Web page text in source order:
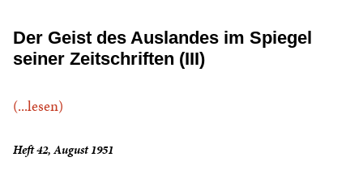
Der Geist des Auslandes im Spiegel
seiner Zeitschriften (III)
(...lesen)
Heft 42, August 1951